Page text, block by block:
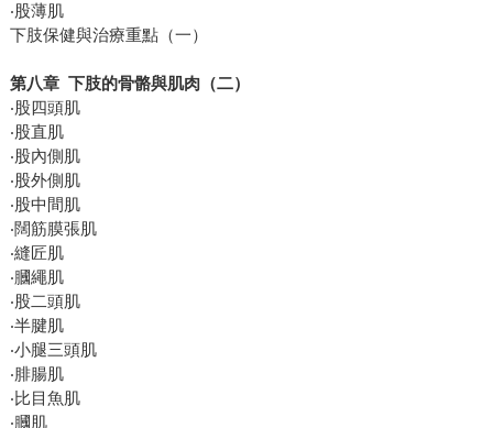
‧股薄肌
下肢保健與治療重點（一）
第八章 下肢的骨骼與肌肉（二）
‧股四頭肌
‧股直肌
‧股內側肌
‧股外側肌
‧股中間肌
‧闊筋膜張肌
‧縫匠肌
‧膕繩肌
‧股二頭肌
‧半腱肌
‧小腿三頭肌
‧腓腸肌
‧比目魚肌
‧膕肌